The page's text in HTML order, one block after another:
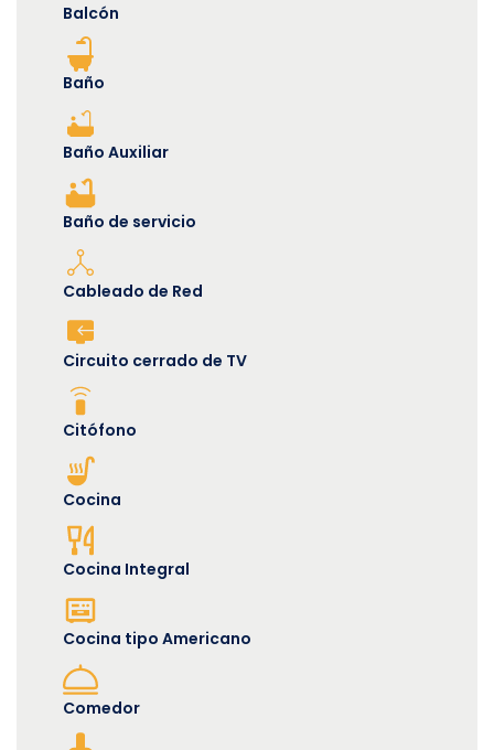
Balcón
Baño
Baño Auxiliar
Baño de servicio
Cableado de Red
Circuito cerrado de TV
Citófono
Cocina
Cocina Integral
Cocina tipo Americano
Comedor